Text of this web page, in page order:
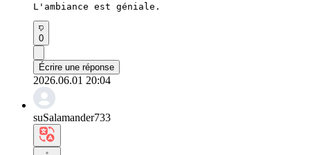
L'ambiance est géniale.
0
Écrire une réponse
2026.06.01 20:04
suSalamander733